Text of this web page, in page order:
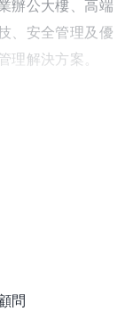
辦公大樓、高端
、安全管理及優
理解決方案。
問